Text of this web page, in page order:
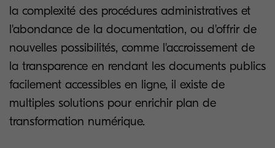
la complexité des procédures administratives et
l'abondance de la documentation, ou d'offrir de
nouvelles possibilités, comme l'accroissement de
la transparence en rendant les documents publics
facilement accessibles en ligne, il existe de
multiples solutions pour enrichir plan de
transformation numérique.